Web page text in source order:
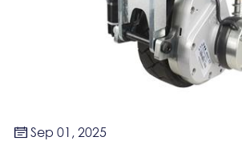
 Sep 01, 2025